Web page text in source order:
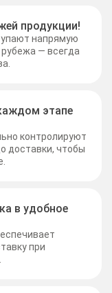
продукции!
напрямую
рубежа — всегда
этапе
контролируют
доставки, чтобы
в удобное
при